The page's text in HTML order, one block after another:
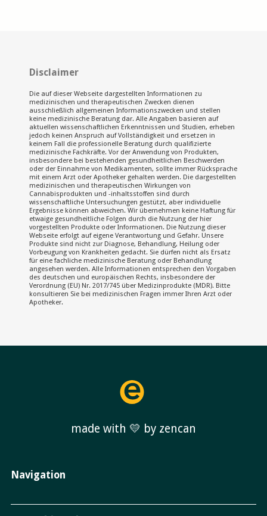
Disclaimer
Die auf dieser Webseite dargestellten Informationen zu
medizinischen und therapeutischen Zwecken dienen
ausschließlich allgemeinen Informationszwecken und stellen
keine medizinische Beratung dar. Alle Angaben basieren auf
aktuellen wissenschaftlichen Erkenntnissen und Studien, erheben
jedoch keinen Anspruch auf Vollständigkeit und ersetzen in
keinem Fall die professionelle Beratung durch qualifizierte
medizinische Fachkräfte. Vor der Anwendung von Produkten,
insbesondere bei bestehenden gesundheitlichen Beschwerden
oder der Einnahme von Medikamenten, sollte immer Rücksprache
mit einem Arzt oder Apotheker gehalten werden. Die dargestellten
medizinischen und therapeutischen Wirkungen von
Cannabisprodukten und -inhaltsstoffen sind durch
wissenschaftliche Untersuchungen gestützt, aber individuelle
Ergebnisse können abweichen. Wir übernehmen keine Haftung für
etwaige gesundheitliche Folgen durch die Nutzung der hier
vorgestellten Produkte oder Informationen. Die Nutzung dieser
Webseite erfolgt auf eigene Verantwortung und Gefahr. Unsere
Produkte sind nicht zur Diagnose, Behandlung, Heilung oder
Vorbeugung von Krankheiten gedacht. Sie dürfen nicht als Ersatz
für eine fachliche medizinische Beratung oder Behandlung
angesehen werden. Alle Informationen entsprechen den Vorgaben
des deutschen und europäischen Rechts, insbesondere der
Verordnung (EU) Nr. 2017/745 über Medizinprodukte (MDR). Bitte
konsultieren Sie bei medizinischen Fragen immer Ihren Arzt oder
Apotheker.
made with 💛 by zencan
Navigation